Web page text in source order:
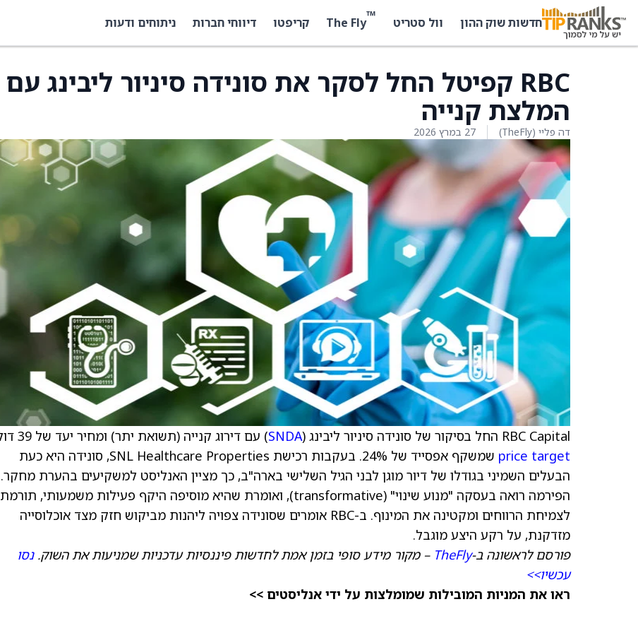
חדשות שוק ההון וול סטריט ™
The Fly קריפטו דיווחי חברות ניתוחים ודעות
RBC קפיטל החל לסקר את סונידה סיניור ליבינג עם
המלצת קנייה
דה פליי (TheFly) 27 במרץ 2026
RBC Capital החל בסיקור של סונידה סיניור ליבינג ( SNDA) עם דירוג קנייה (תשואת יתר) ומחיר יעד של 39 דולר
price target
שמשקף אפסייד של 24%. בעקבות רכישת SNL Healthcare Properties, סונידה היא כעת
הבעלים השמיני בגודלו של דיור מוגן לבני הגיל השלישי בארה"ב, כך מציין האנליסט למשקיעים בהערת מחקר.
הפירמה רואה בעסקה "מנוע שינוי" (transformative), ואומרת שהיא מוסיפה היקף פעילות משמעותי, תורמת
לצמיחת הרווחים ומקטינה את המינוף. ב-RBC אומרים שסונידה צפויה ליהנות מביקוש חזק מצד אוכלוסייה
מזדקנת, על רקע היצע מוגבל.
פורסם לראשונה ב-TheFly – מקור מידע סופי בזמן אמת לחדשות פיננסיות עדכניות שמניעות את השוק.נסו
עכשיו>>
ראו את המניות המובילות שמומלצות על ידי אנליסטים >>